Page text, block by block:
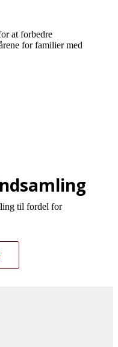
at forbedre
for familier med
til fordel for